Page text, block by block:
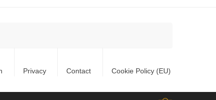
Privacy Contact Cookie Policy (EU)